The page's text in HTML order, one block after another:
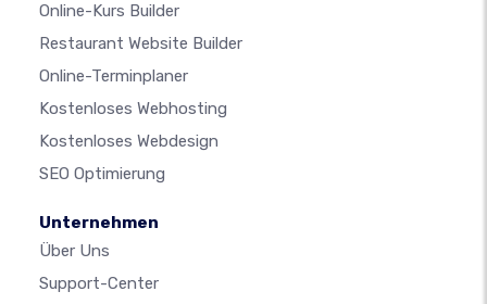
Online-Kurs Builder
Restaurant Website Builder
Online-Terminplaner
Kostenloses Webhosting
Kostenloses Webdesign
SEO Optimierung
Unternehmen
Über Uns
Support-Center